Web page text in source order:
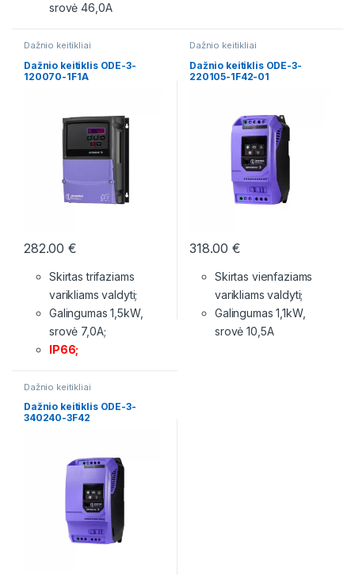
srovė 46,0A
Dažnio keitikliai
Dažnio keitiklis ODE-3-
120070-1F1A
282.00€
Skirtas trifaziams
varikliams valdyti;
Galingumas 1,5kW,
srovė 7,0A;
IP66;
Dažnio keitikliai
Dažnio keitiklis ODE-3-
220105-1F42-01
318.00€
Skirtas vienfaziams
varikliams valdyti;
Galingumas 1,1kW,
srovė 10,5A
Dažnio keitikliai
Dažnio keitiklis ODE-3-
340240-3F42